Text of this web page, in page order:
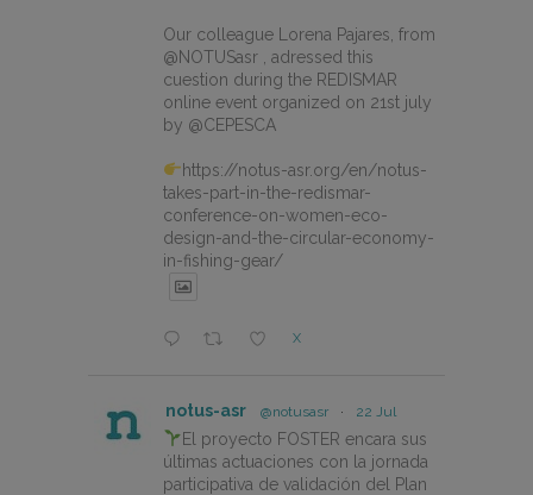
Our colleague Lorena Pajares, from
@NOTUSasr , adressed this
cuestion during the REDISMAR
online event organized on 21st july
by @CEPESCA
https://notus-asr.org/en/notus-
takes-part-in-the-redismar-
conference-on-women-eco-
design-and-the-circular-economy-
in-fishing-gear/
X
notus-asr @notusasr · 22 Jul
El proyecto FOSTER encara sus
últimas actuaciones con la jornada
participativa de validación del Plan